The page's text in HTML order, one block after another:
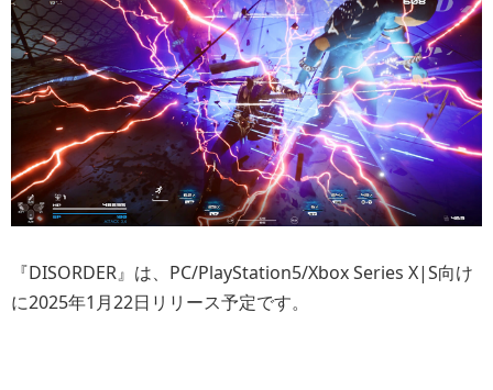
『DISORDER』は、PC/PlayStation5/Xbox Series X|S向け
に2025年1月22日リリース予定です。